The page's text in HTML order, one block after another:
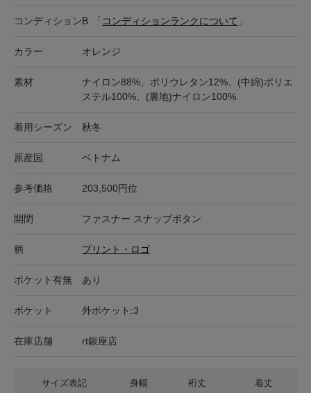
コンディションB 「 コンディションランクについて 」
カラー オレンジ
素材
ナイロン88%、ポリウレタン12%、(中綿)ポリエ
ステル100%、(裏地)ナイロン100%
着用シーズン 秋冬
原産国 ベトナム
参考価格 203,500円位
開閉 ファスナー スナップボタン
柄 プリント・ロゴ
ポケット有無 あり
ポケット 外ポケット:3
在庫店舗 rt銀座店
サイズ表記 身幅 裄丈 着丈